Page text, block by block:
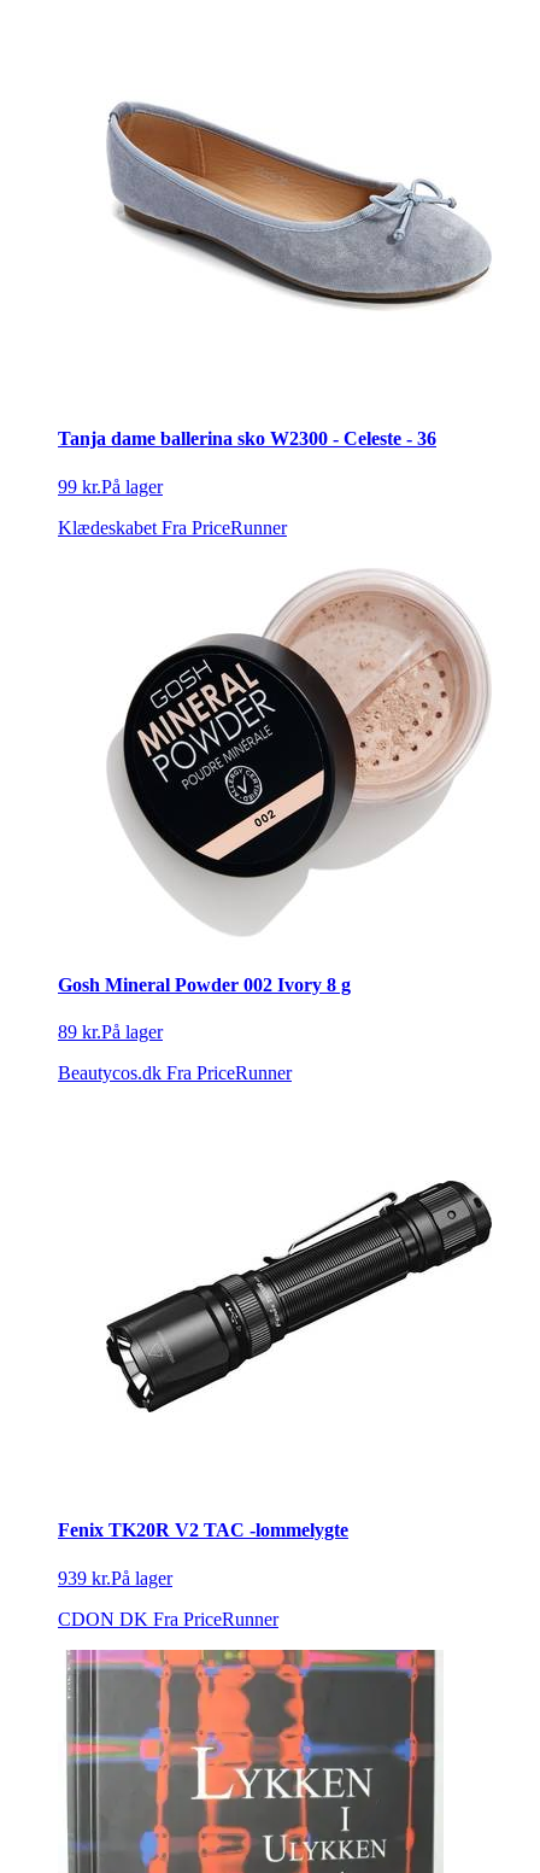
Tanja dame ballerina sko W2300 - Celeste - 36
99 kr.På lager
Klædeskabet Fra PriceRunner
Gosh Mineral Powder 002 Ivory 8 g
89 kr.På lager
Beautycos.dk Fra PriceRunner
Fenix TK20R V2 TAC -lommelygte
939 kr.På lager
CDON DK Fra PriceRunner